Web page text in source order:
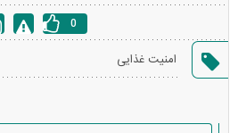
خطا
0
امنیت غذایی